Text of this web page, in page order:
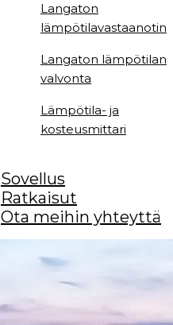
Langaton
lämpötilavastaanotin
Langaton lämpötilan
valvonta
Lämpötila- ja
kosteusmittari
Sovellus
Ratkaisut
Ota meihin yhteyttä